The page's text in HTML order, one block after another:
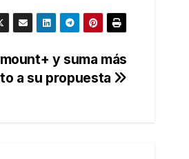
y suma más
a su propuesta